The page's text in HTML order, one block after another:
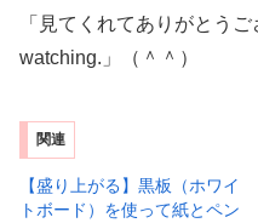
「見てくれてありがとう
watching.」（＾＾）
関連
【盛り上がる】黒板（ホワイ
トボード）を使って紙とペン